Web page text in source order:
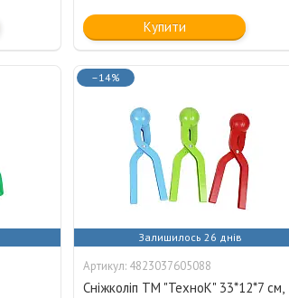
Купити
–14%
Залишилось 26 днів
4823037605088
Сніжколіп ТМ "ТехноК" 33*12*7 см,